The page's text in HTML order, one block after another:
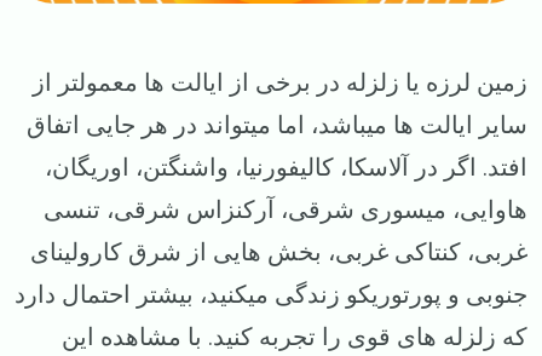
زمین لرزه یا زلزله در برخی از ایالت ها معمولتر از
سایر ایالت ها میباشد، اما میتواند در هر جایی اتفاق
افتد. اگر در آلاسکا، کالیفورنیا، واشنگتن، اوریگان،
هاوایی، میسوری شرقی، آرکنزاس شرقی، تنسی
غربی، کنتاکی غربی، بخش هایی از شرق کارولینای
جنوبی و پورتوریکو زندگی میکنید، بیشتر احتمال دارد
که زلزله های قوی را تجربه کنید. با مشاهده این